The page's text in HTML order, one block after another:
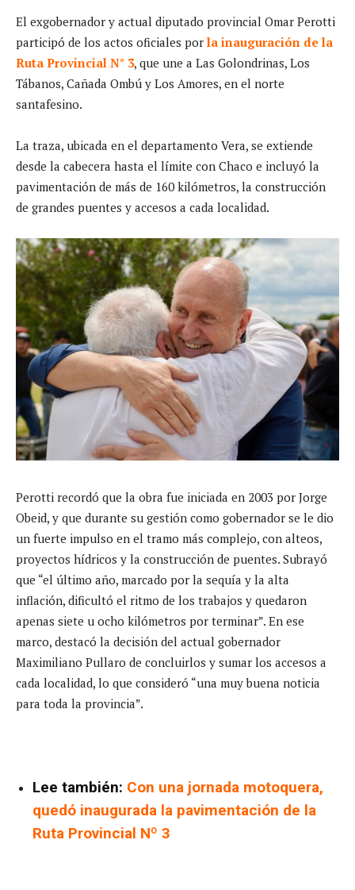
El exgobernador y actual diputado provincial Omar Perotti
participó de los actos oficiales por la inauguración de la
Ruta Provincial N° 3, que une a Las Golondrinas, Los
Tábanos, Cañada Ombú y Los Amores, en el norte
santafesino.
La traza, ubicada en el departamento Vera, se extiende
desde la cabecera hasta el límite con Chaco e incluyó la
pavimentación de más de 160 kilómetros, la construcción
de grandes puentes y accesos a cada localidad.
Perotti recordó que la obra fue iniciada en 2003 por Jorge
Obeid, y que durante su gestión como gobernador se le dio
un fuerte impulso en el tramo más complejo, con alteos,
proyectos hídricos y la construcción de puentes. Subrayó
que “el último año, marcado por la sequía y la alta
inflación, dificultó el ritmo de los trabajos y quedaron
apenas siete u ocho kilómetros por terminar”. En ese
marco, destacó la decisión del actual gobernador
Maximiliano Pullaro de concluirlos y sumar los accesos a
cada localidad, lo que consideró “una muy buena noticia
para toda la provincia”.
Lee también: Con una jornada motoquera,
quedó inaugurada la pavimentación de la
Ruta Provincial Nº 3